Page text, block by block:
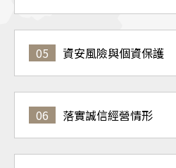
05 資安風險與個資保護
06 落實誠信經營情形